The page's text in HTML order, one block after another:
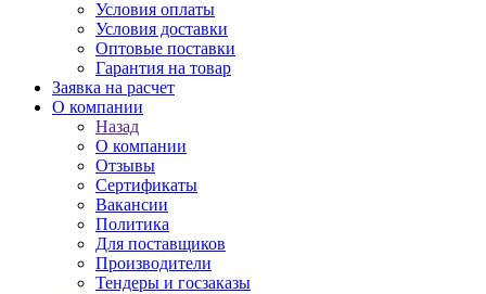
Условия оплаты
Условия доставки
Оптовые поставки
Гарантия на товар
Заявка на расчет
О компании
Назад
О компании
Отзывы
Сертификаты
Вакансии
Политика
Для поставщиков
Производители
Тендеры и госзаказы